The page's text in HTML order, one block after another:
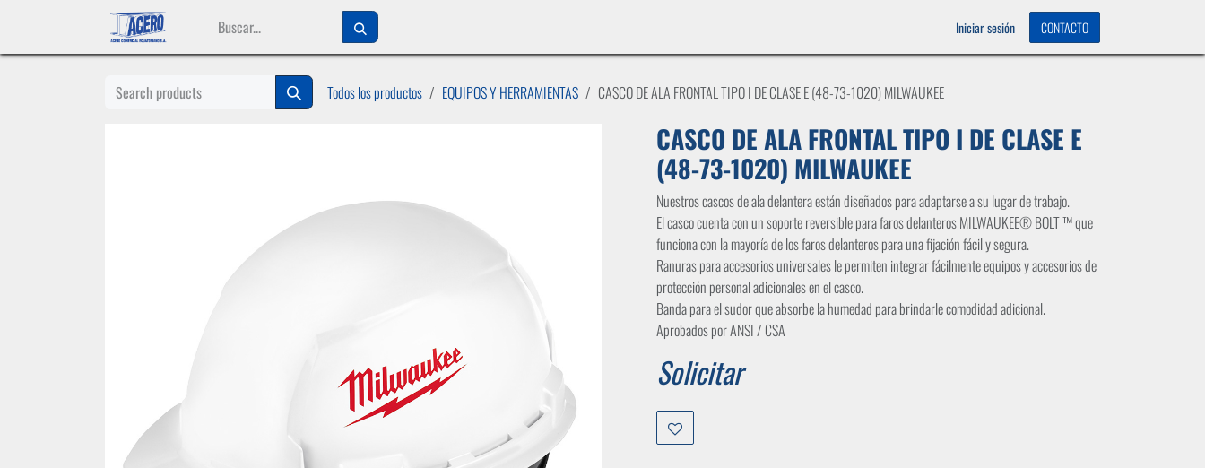
Iniciar sesión CONTACTO
Todos los productos EQUIPOS Y HERRAMIENTAS CASCO DE ALA FRONTAL TIPO I DE CLASE E (48-73-1020) MILWAUKEE
CASCO DE ALA FRONTAL TIPO I DE CLASE E
(48-73-1020) MILWAUKEE
Nuestros cascos de ala delantera están diseñados para adaptarse a su lugar de trabajo.
El casco cuenta con un soporte reversible para faros delanteros MILWAUKEE® BOLT ™ que
funciona con la mayoría de los faros delanteros para una fijación fácil y segura.
Ranuras para accesorios universales le permiten integrar fácilmente equipos y accesorios de
protección personal adicionales en el casco.
Banda para el sudor que absorbe la humedad para brindarle comodidad adicional.
Aprobados por ANSI / CSA
Solicitar